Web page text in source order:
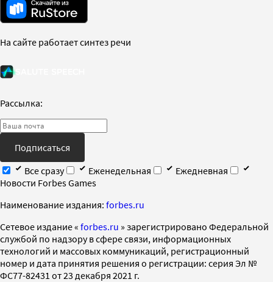
На сайте работает синтез речи
Рассылка:
Подписаться
Все сразу
Еженедельная
Ежедневная
Новости Forbes Games
Наименование издания: forbes.ru
Cетевое издание « forbes.ru » зарегистрировано Федеральной
службой по надзору в сфере связи, информационных
технологий и массовых коммуникаций, регистрационный
номер и дата принятия решения о регистрации: серия Эл №
ФС77-82431 от 23 декабря 2021 г.